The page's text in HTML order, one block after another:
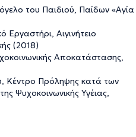
του Παιδιού, Παίδων «Αγία
Αιγινήτειο
(2018)
Αποκατάστασης,
Κέντρο Πρόληψης κατά των
Ψυχοκοινωνικής Υγέιας,